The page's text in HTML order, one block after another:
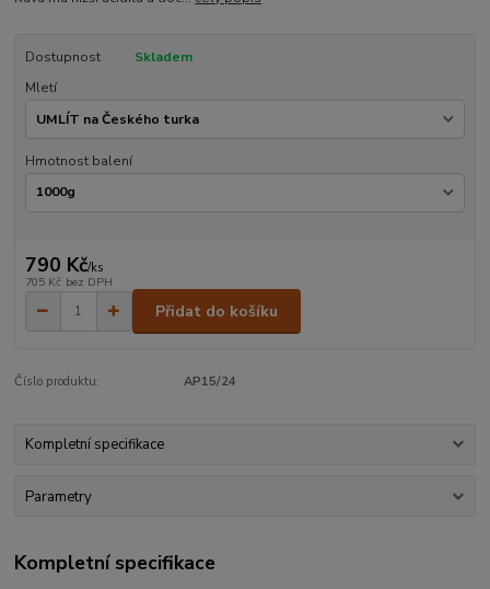
Dostupnost
Skladem
Mletí
Hmotnost balení
790 Kč/ks
705 Kč bez DPH
Přidat do košíku
Číslo produktu: AP15/24
Kompletní specifikace
Parametry
Kompletní specifikace